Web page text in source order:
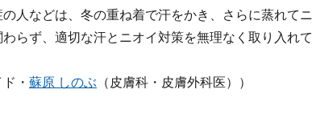
人などは、冬の重ね着で汗をかき、さらに蒸れて
らず、適切な汗とニオイ対策を無理なく取り入れ
・ 蘇原 しのぶ （皮膚科・皮膚外科医））